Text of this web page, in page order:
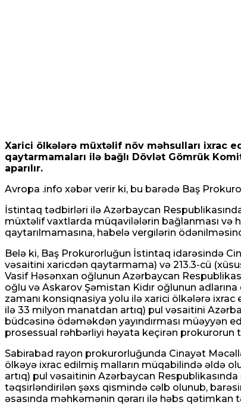
Xarici ölkələrə müxtəlif növ məhsulları ixrac
qaytarmamaları ilə bağlı Dövlət Gömrük
aparılır.
Avropa .info xəbər verir ki, bu barədə Baş
İstintaq tədbirləri ilə Azərbaycan
müxtəlif vaxtlarda müqavilələrin bağlanması və
qaytarılmamasına, habelə vergilərin
Belə ki, Baş Prokurorluğun İstintaq idarəsində
vəsaitini xaricdən qaytarmama) və 213.3-cü
Vasif Həsənxan oğlunun Azərbaycan
oğlu və Askarov Şəmistan Kidır oğlunun
zamanı konsiqnasiya yolu ilə xarici ölkələrə
ilə 33 milyon manatdan artıq) pul vəsaitini
büdcəsinə ödəməkdən yayındırması müəyyən
prosessual rəhbərliyi həyata keçirən prokurorun
Sabirabad rayon prokurorluğunda Cinayət
ölkəyə ixrac edilmiş malların müqabilində əldə
artıq) pul vəsaitinin Azərbaycan
təqsirləndirilən şəxs qismində cəlb olunub,
əsasında məhkəmənin qərarı ilə həbs qətimkan